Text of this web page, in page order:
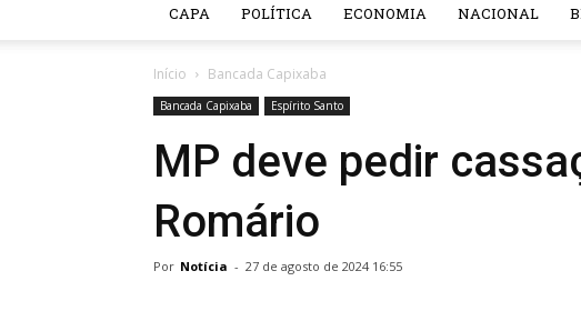
CAPA POLÍTICA ECONOMIA NACIONAL
Início Bancada Capixaba
Bancada Capixaba Espírito Santo
MP deve pedir
Romário
Por Notícia - 27 de agosto de 2024 16:55